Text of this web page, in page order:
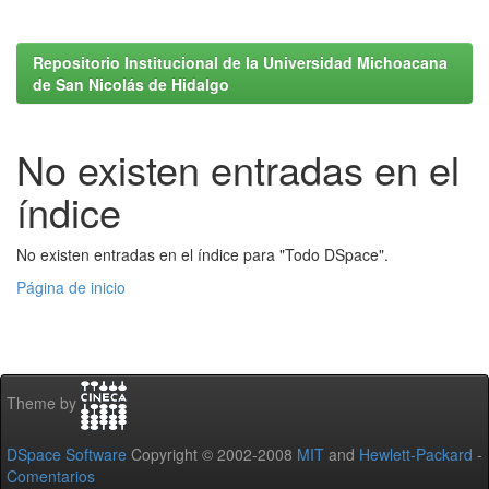
Repositorio Institucional de la Universidad Michoacana
de San Nicolás de Hidalgo
No existen entradas en el
índice
No existen entradas en el índice para "Todo DSpace".
Página de inicio
Theme by
DSpace Software Copyright © 2002-2008 MIT and Hewlett-Packard -
Comentarios